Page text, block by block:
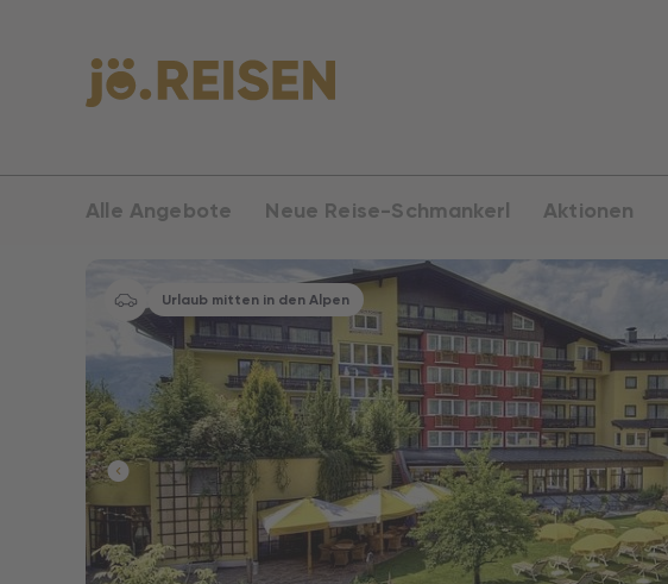
Alle Angebote Neue Reise-Schmankerl Aktionen
Urlaub mitten in den Alpen